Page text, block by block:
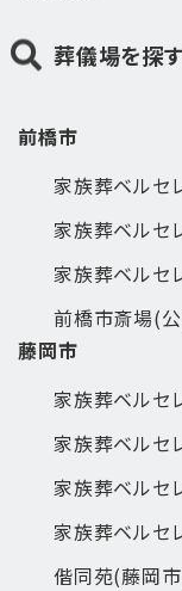
葬儀場を探
前橋市
家族葬ベルセ
家族葬ベルセ
家族葬ベルセ
前橋市斎場(
藤岡市
家族葬ベルセ
家族葬ベルセ
家族葬ベルセ
家族葬ベルセ
偕同苑(藤岡